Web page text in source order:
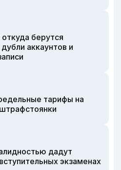
берутся
аккаунтов и
тарифы на
дадут
экзаменах